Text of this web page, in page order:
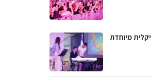
מיוחדת